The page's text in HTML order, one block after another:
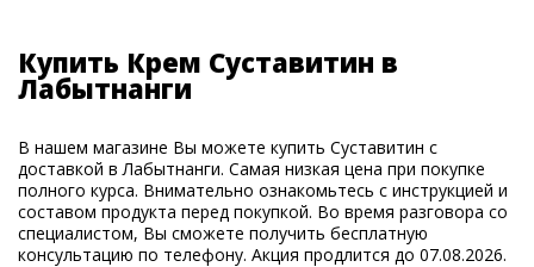
Купить Крем Суставитин в
Лабытнанги
В нашем магазине Вы можете купить Суставитин с
доставкой в Лабытнанги. Самая низкая цена при покупке
полного курса. Внимательно ознакомьтесь с инструкцией и
составом продукта перед покупкой. Во время разговора со
специалистом, Вы сможете получить бесплатную
консультацию по телефону. Акция продлится до 07.08.2026.